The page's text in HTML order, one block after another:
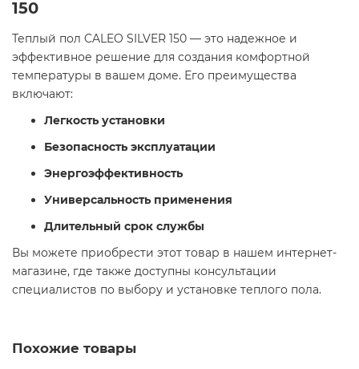
150
Теплый пол CALEO SILVER 150 — это надежное и
эффективное решение для создания комфортной
температуры в вашем доме. Его преимущества
включают:​
Легкость установки
Безопасность эксплуатации
Энергоэффективность
Универсальность применения
Длительный срок службы
Вы можете приобрести этот товар в нашем интернет-
магазине, где также доступны консультации
специалистов по выбору и установке теплого пола.​
Похожие товары